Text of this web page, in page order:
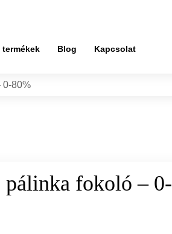
Blog Kapcsolat
0-80%
pálinka fokoló – 0-